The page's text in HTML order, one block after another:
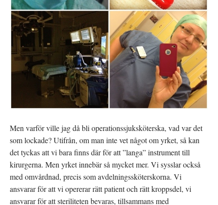
Men varför ville jag då bli operationssjuksköterska, vad var det
som lockade? Utifrån, om man inte vet något om yrket, så kan
det tyckas att vi bara finns där för att ”langa” instrument till
kirurgerna. Men yrket innebär så mycket mer. Vi sysslar också
med omvårdnad, precis som avdelningssköterskorna. Vi
ansvarar för att vi opererar rätt patient och rätt kroppsdel, vi
ansvarar för att steriliteten bevaras, tillsammans med